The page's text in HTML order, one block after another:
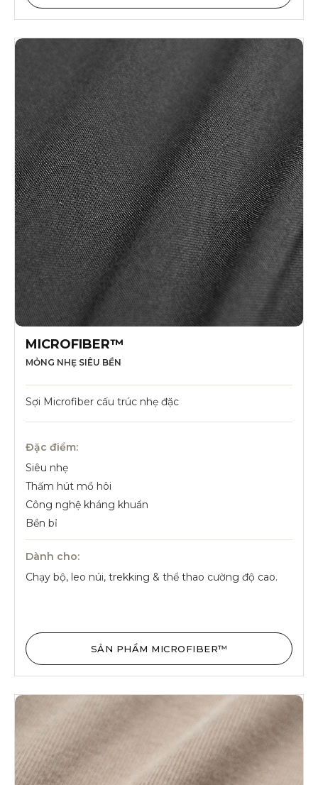
MICROFIBER™
MỎNG NHẸ SIÊU BỀN
Sợi Microfiber cấu trúc nhẹ đặc
Đặc điểm:
Siêu nhẹ
Thấm hút mồ hôi
Công nghệ kháng khuẩn
Bền bỉ
Dành cho:
Chạy bộ, leo núi, trekking & thể thao cường độ cao.
SẢN PHẨM MICROFIBER™